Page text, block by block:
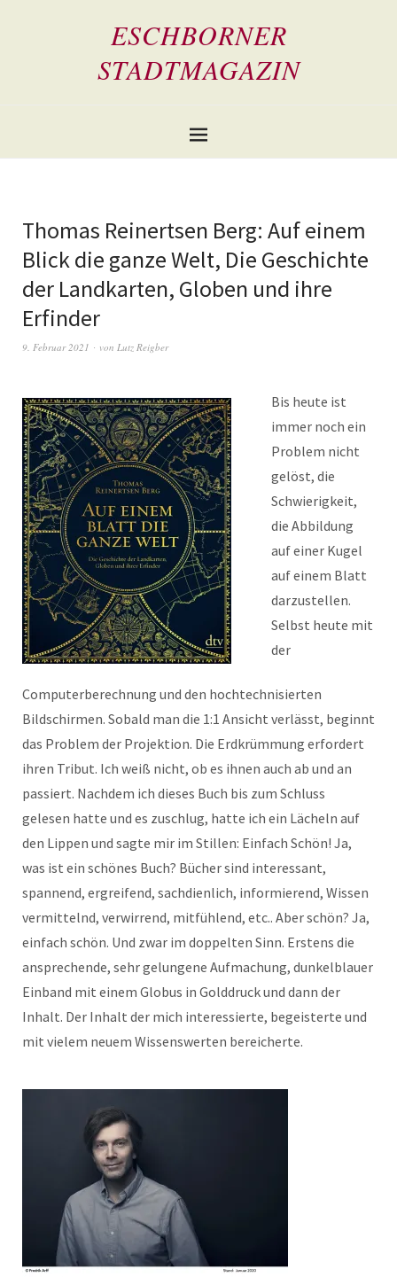
ESCHBORNER
STADTMAGAZIN
Thomas Reinertsen Berg: Auf einem
Blick die ganze Welt, Die Geschichte
der Landkarten, Globen und ihre
Erfinder
9. Februar 2021 von Lutz Reigber
Bis heute ist
immer noch ein
Problem nicht
gelöst, die
Schwierigkeit,
die Abbildung
auf einer Kugel
auf einem Blatt
darzustellen.
Selbst heute mit
der
Computerberechnung und den hochtechnisierten
Bildschirmen. Sobald man die 1:1 Ansicht verlässt, beginnt
das Problem der Projektion. Die Erdkrümmung erfordert
ihren Tribut. Ich weiß nicht, ob es ihnen auch ab und an
passiert. Nachdem ich dieses Buch bis zum Schluss
gelesen hatte und es zuschlug, hatte ich ein Lächeln auf
den Lippen und sagte mir im Stillen: Einfach Schön! Ja,
was ist ein schönes Buch? Bücher sind interessant,
spannend, ergreifend, sachdienlich, informierend, Wissen
vermittelnd, verwirrend, mitfühlend, etc.. Aber schön? Ja,
einfach schön. Und zwar im doppelten Sinn. Erstens die
ansprechende, sehr gelungene Aufmachung, dunkelblauer
Einband mit einem Globus in Golddruck und dann der
Inhalt. Der Inhalt der mich interessierte, begeisterte und
mit vielem neuem Wissenswerten bereicherte.